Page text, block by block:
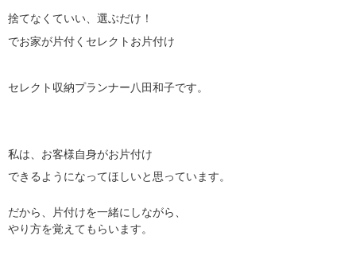
捨てなくていい、選ぶだけ！
でお家が片付くセレクトお片付け
セレクト収納プランナー八田和子です。
私は、お客様自身がお片付け
できるようになってほしいと思っています。
だから、片付けを一緒にしながら、
やり方を覚えてもらいます。